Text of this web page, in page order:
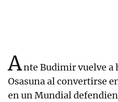
Ante Budimir vuelve a
Osasuna al convertirse
en un Mundial